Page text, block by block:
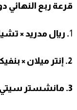
قرعة ربع النهائي
1. ريال مدريد ×
2. إنتر ميلان × بنفيكا
3. مانشستر سيتي × بايرن ميونخ